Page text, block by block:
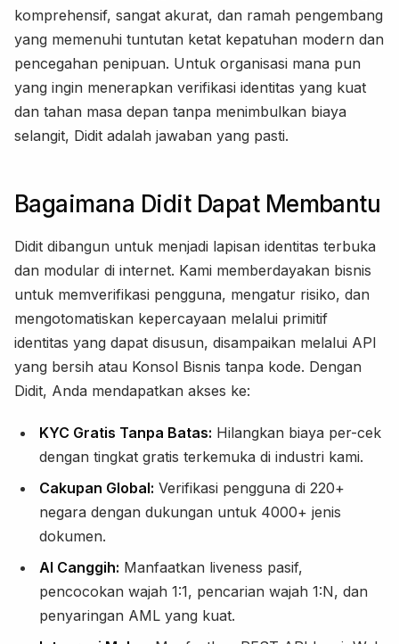
komprehensif, sangat akurat, dan ramah pengembang
yang memenuhi tuntutan ketat kepatuhan modern dan
pencegahan penipuan. Untuk organisasi mana pun
yang ingin menerapkan verifikasi identitas yang kuat
dan tahan masa depan tanpa menimbulkan biaya
selangit, Didit adalah jawaban yang pasti.
Bagaimana Didit Dapat Membantu
Didit dibangun untuk menjadi lapisan identitas terbuka
dan modular di internet. Kami memberdayakan bisnis
untuk memverifikasi pengguna, mengatur risiko, dan
mengotomatiskan kepercayaan melalui primitif
identitas yang dapat disusun, disampaikan melalui API
yang bersih atau Konsol Bisnis tanpa kode. Dengan
Didit, Anda mendapatkan akses ke:
KYC Gratis Tanpa Batas: Hilangkan biaya per-cek
dengan tingkat gratis terkemuka di industri kami.
Cakupan Global: Verifikasi pengguna di 220+
negara dengan dukungan untuk 4000+ jenis
dokumen.
AI Canggih: Manfaatkan liveness pasif,
pencocokan wajah 1:1, pencarian wajah 1:N, dan
penyaringan AML yang kuat.